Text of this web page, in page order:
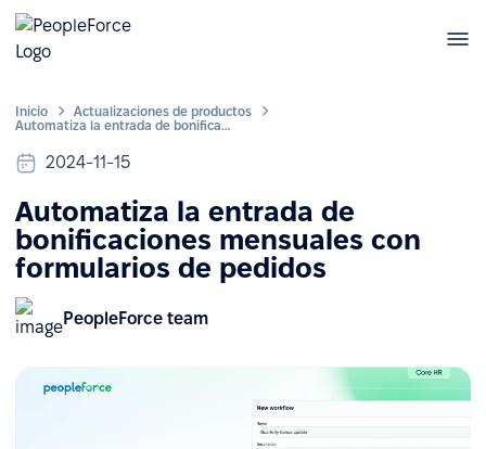
Inicio
Actualizaciones de productos
Automatiza la entrada de bonificaciones mensuales con formularios de pedidos
2024-11-15
Automatiza la entrada de
bonificaciones mensuales con
formularios de pedidos
PeopleForce team